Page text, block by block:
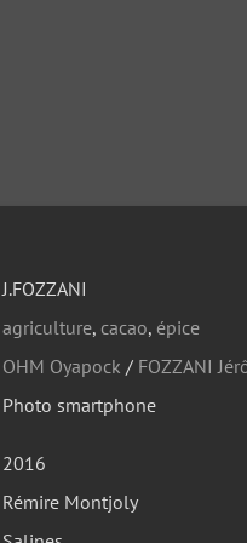
J.FOZZANI
agriculture, cacao, épice
OHM Oyapock / FOZZANI
Photo smartphone
2016
Rémire Montjoly